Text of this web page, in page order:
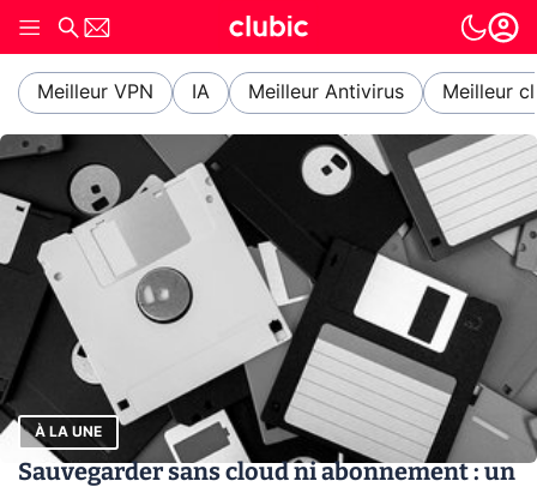
Meilleur VPN IA Meilleur Antivirus Meilleur
À LA UNE
Sauvegarder sans cloud ni abonnement : un